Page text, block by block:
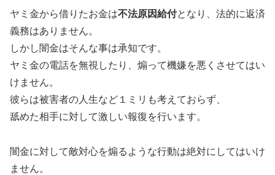
ヤミ金から借りたお金は不法原因給付となり、法的に返済
義務はありません。
しかし闇金はそんな事は承知です。
ヤミ金の電話を無視したり、煽って機嫌を悪くさせてはい
けません。
彼らは被害者の人生など１ミリも考えておらず、
舐めた相手に対して激しい報復を行います。
闇金に対して敵対心を煽るような行動は絶対にしてはいけ
ません。